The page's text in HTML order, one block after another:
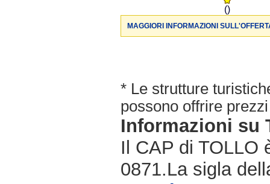
()
MAGGIORI INFORMAZIONI
* Le strutture
possono offrire
Informazioni su
Il CAP di TOLLO
0871.La sigla